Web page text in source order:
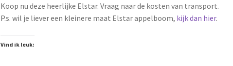
Koop nu deze heerlijke Elstar. Vraag naar de kosten van transport.
P.s. wil je liever een kleinere maat Elstar appelboom, kijk dan hier.
Vind ik leuk: